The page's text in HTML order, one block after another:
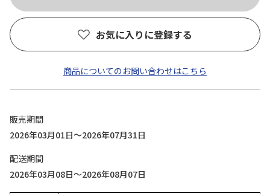
お気に入りに登録する
商品についてのお問い合わせはこちら
販売期間
2026年03月01日～2026年07月31日
配送期間
2026年03月08日～2026年08月07日